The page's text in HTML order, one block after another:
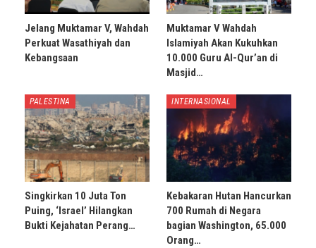
Jelang Muktamar V, Wahdah
Perkuat Wasathiyah dan
Kebangsaan
Muktamar V Wahdah
Islamiyah Akan Kukuhkan
10.000 Guru Al-Qur’an di
Masjid…
PALESTINA
Singkirkan 10 Juta Ton
Puing, ‘Israel’ Hilangkan
Bukti Kejahatan Perang…
INTERNASIONAL
Kebakaran Hutan Hancurkan
700 Rumah di Negara
bagian Washington, 65.000
Orang…